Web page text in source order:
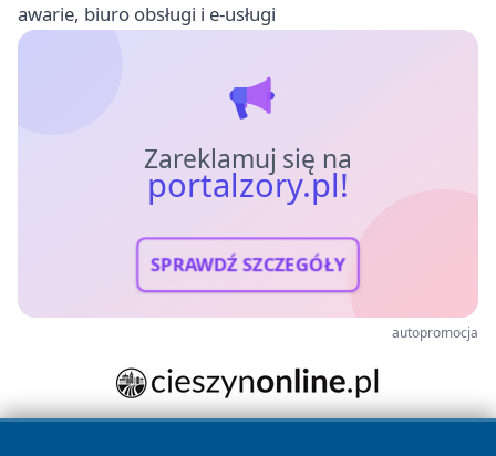
awarie, biuro obsługi i e-usługi
Zareklamuj się na
portalzory.pl!
SPRAWDŹ SZCZEGÓŁY
autopromocja